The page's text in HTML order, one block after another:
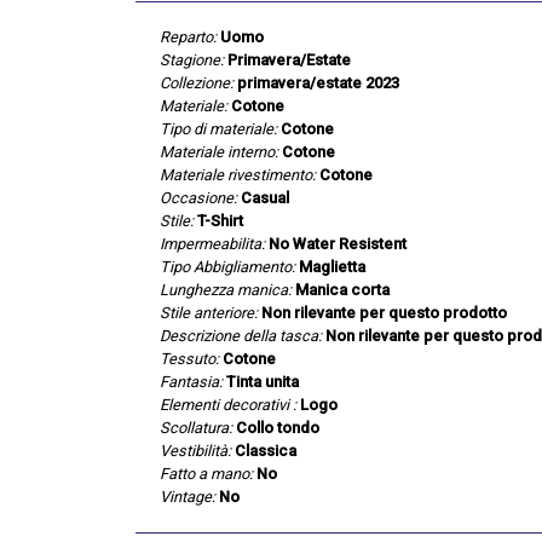
Reparto: Uomo
Stagione: Primavera/Estate
Collezione: primavera/estate 2023
Materiale: Cotone
Tipo di materiale: Cotone
Materiale interno: Cotone
Materiale rivestimento: Cotone
Occasione: Casual
Stile: T-Shirt
Impermeabilita: No Water Resistent
Tipo Abbigliamento: Maglietta
Lunghezza manica: Manica corta
Stile anteriore: Non rilevante per questo prodotto
Descrizione della tasca: Non rilevante per questo
Tessuto: Cotone
Fantasia: Tinta unita
Elementi decorativi : Logo
Scollatura: Collo tondo
Vestibilità: Classica
Fatto a mano: No
Vintage: No